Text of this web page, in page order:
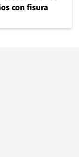
con fisura